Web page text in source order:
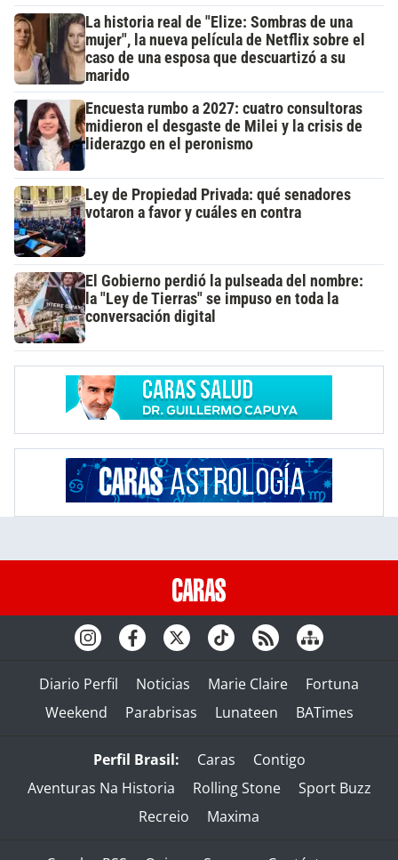
La historia real de "Elize: Sombras de una
mujer", la nueva película de Netflix sobre el
caso de una esposa que descuartizó a su
marido
Encuesta rumbo a 2027: cuatro consultoras
midieron el desgaste de Milei y la crisis de
liderazgo en el peronismo
Ley de Propiedad Privada: qué senadores
votaron a favor y cuáles en contra
El Gobierno perdió la pulseada del nombre:
la "Ley de Tierras" se impuso en toda la
conversación digital
Diario Perfil Noticias Marie Claire
Fortuna
Weekend
Parabrisas Lunateen BATimes
Perfil Brasil: Caras
Contigo
Aventuras Na Historia
Rolling Stone
Sport Buzz
Recreio
Maxima